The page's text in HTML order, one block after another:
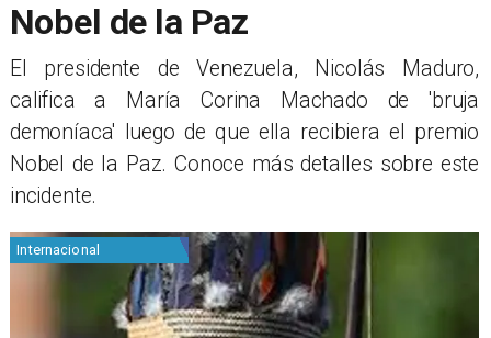
Nobel de la Paz
El presidente de Venezuela, Nicolás Maduro,
califica a María Corina Machado de 'bruja
demoníaca' luego de que ella recibiera el premio
Nobel de la Paz. Conoce más detalles sobre este
incidente.
Internacional